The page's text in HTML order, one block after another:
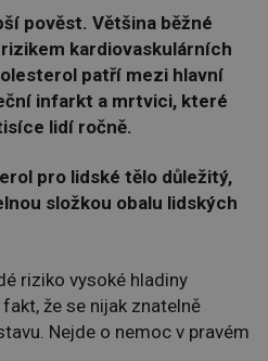
pověst. Většina běžné
kardiovaskulárních
patří mezi hlavní
infarkt a mrtvici, které
lidí ročně.
pro lidské tělo důležitý,
složkou obalu lidských
riziko vysoké hladiny
že se nijak znatelně
Nejde o nemoc v pravém